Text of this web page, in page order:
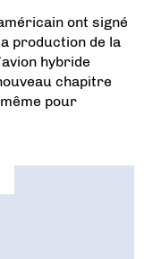
ont signé
production de la
hybride
chapitre
pour